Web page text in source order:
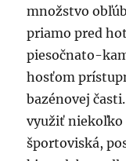
množstvo
priamo pred
piesočnato-
hosťom
bazénovej
využiť niekoľko
športoviská,